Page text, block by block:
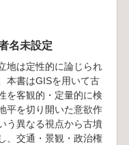
名未設定
地は定性的に論じられ
本書はGISを用いて古
を客観的・定量的に検
平を切り開いた意欲作
う異なる視点から古墳
、交通・景観・政治権